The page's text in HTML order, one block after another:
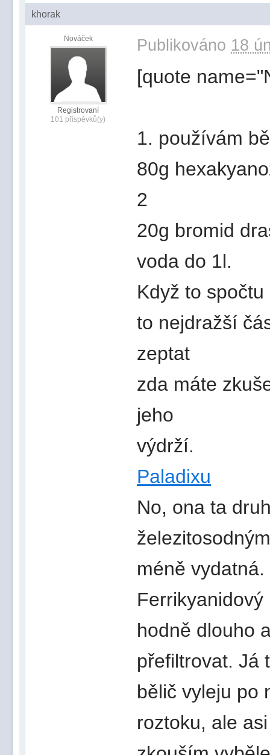
khorak
Nováček
Registrovaní
101 příspěvků(y)
Publikováno 18
[quote
1. používám
80g
2
20g bromid
voda do 1l.
Když to
to nejdražší
zeptat
zda máte
jeho
výdrží.
Paladixu
No, ona ta
méně vydatná.
hodně dlouho
přefiltrovat. Já
bělič vyleju po
roztoku, ale